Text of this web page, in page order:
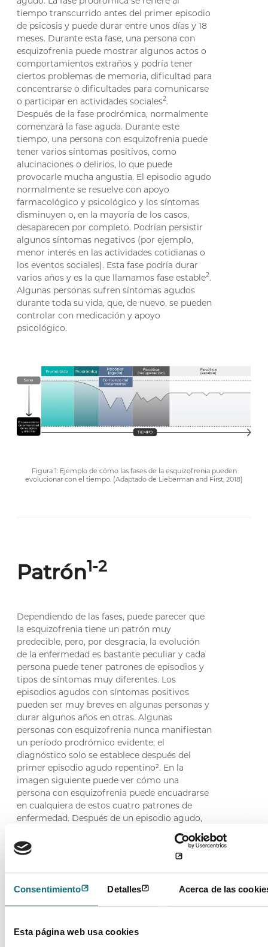
Consentimiento Detalles Acerca de las
Esta página web usa cookies
tiempo transcurrido antes del primer episodio
de psicosis y puede durar entre unos días y 18
meses. Durante esta fase, una persona con
esquizofrenia puede mostrar algunos actos o
comportamientos extraños y podría tener
ciertos problemas de memoria, dificultad para
concentrarse o dificultades para comunicarse
o participar en actividades sociales2.
Después de la fase prodrómica, normalmente
comenzará la fase aguda. Durante este
tiempo, una persona con esquizofrenia puede
tener varios síntomas positivos, como
alucinaciones o delirios, lo que puede
provocarle mucha angustia. El episodio agudo
normalmente se resuelve con apoyo
farmacológico y psicológico y los síntomas
disminuyen o, en la mayoría de los casos,
desaparecen por completo. Podrían persistir
algunos síntomas negativos (por ejemplo,
menor interés en las actividades cotidianas o
los eventos sociales). Esta fase podría durar
varios años y es la que llamamos fase estable2.
Algunas personas sufren síntomas agudos
durante toda su vida, que, de nuevo, se pueden
controlar con medicación y apoyo
psicológico.
Figura 1: Ejemplo de cómo las fases de la esquizofrenia pueden
evolucionar con el tiempo. (Adaptado de Lieberman and First, 2018)
Patrón1-2
Dependiendo de las fases, puede parecer que
la esquizofrenia tiene un patrón muy
predecible, pero, por desgracia, la evolución
de la enfermedad es bastante peculiar y cada
persona puede tener patrones de episodios y
tipos de síntomas muy diferentes. Los
episodios agudos con síntomas positivos
pueden ser muy breves en algunas personas y
durar algunos años en otras. Algunas
personas con esquizofrenia nunca manifiestan
un período prodrómico evidente; el
diagnóstico solo se establece después del
primer episodio agudo repentino². En la
imagen siguiente puede ver cómo una
persona con esquizofrenia puede encuadrarse
en cualquiera de estos cuatro patrones de
enfermedad. Después de un episodio agudo,
una de cada cinco personas nunca volverá a
tener síntomas a lo largo de su vida. En
cambio, cuatro de cada cinco personas
agudos del futuro vayan a tener la misma
intensidad y podría pasar mucho tiempo entre